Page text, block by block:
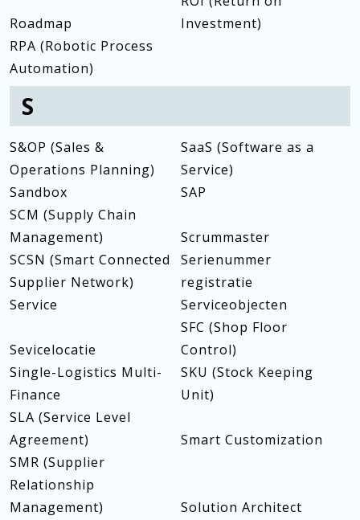
Roadmap
Investment)
RPA (Robotic Process
Automation)
S
S&OP (Sales &
Operations Planning)
SaaS (Software as a
Service)
Sandbox
SAP
SCM (Supply Chain
Management)
Scrummaster
SCSN (Smart Connected
Supplier Network)
Serienummer
registratie
Service
Serviceobjecten
Sevicelocatie
SFC (Shop Floor
Control)
Single-Logistics Multi-
Finance
SKU (Stock Keeping
Unit)
SLA (Service Level
Agreement)
Smart Customization
SMR (Supplier
Relationship
Management)
Solution Architect